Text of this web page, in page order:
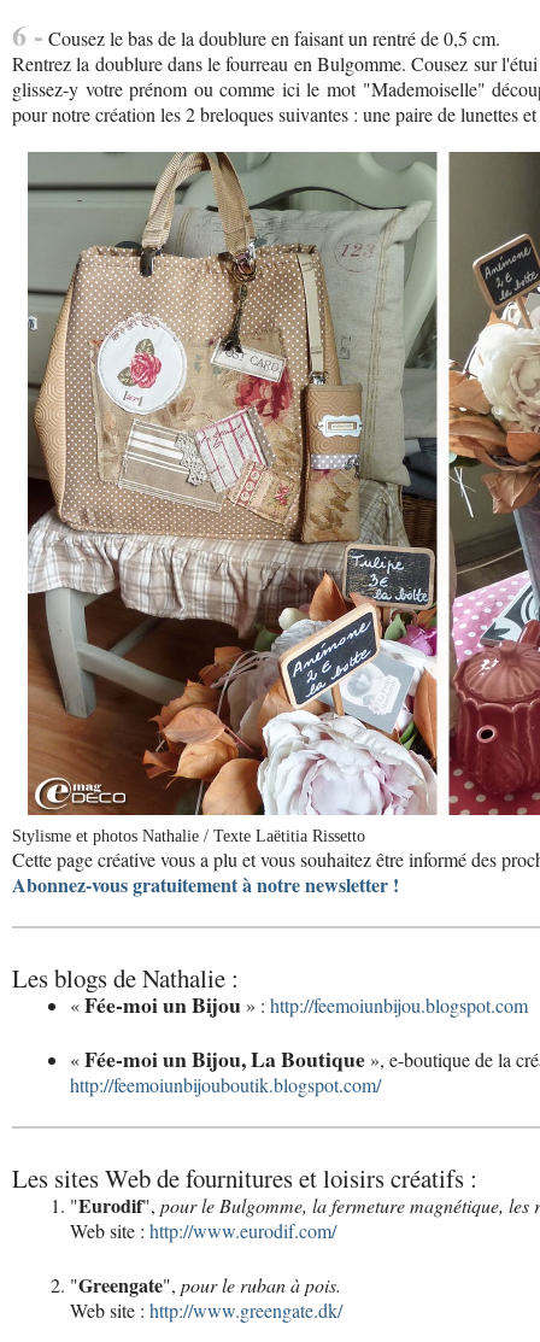
6 - Cousez le bas de la doublure en faisant un rentré de 0,5 cm.
Rentrez la doublure dans le fourreau en Bulgomme. Cousez sur
glissez-y votre prénom ou comme ici le mot "Mademoiselle"
pour notre création les 2 breloques suivantes : une paire de lunettes
Stylisme et photos Nathalie / Texte Laëtitia Rissetto
Cette page créative vous a plu et vous souhaitez être informé des
Abonnez-vous gratuitement à notre newsletter !
Les blogs de Nathalie :
«Fée-moi un Bijou » : http://feemoiunbijou.blogspot.com
«Fée-moi un Bijou, La Boutique », e-boutique de la
http://feemoiunbijouboutik.blogspot.com/
Les sites Web de fournitures et loisirs créatifs :
"Eurodif", pour le Bulgomme, la fermeture magnétique, les
Web site : http://www.eurodif.com/
"Greengate", pour le ruban à pois.
Web site : http://www.greengate.dk/